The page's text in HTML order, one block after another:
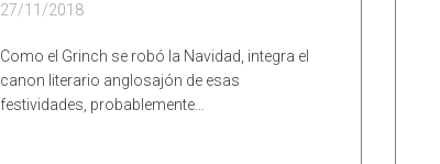
27/11/2018
Como el Grinch se robó la Navidad, integra el
canon literario anglosajón de esas
festividades, probablemente…